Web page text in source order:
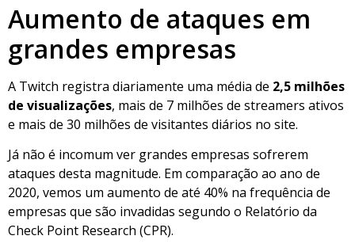
Aumento de ataques em
grandes empresas
A Twitch registra diariamente uma média de 2,5 milhões
de visualizações, mais de 7 milhões de streamers ativos
e mais de 30 milhões de visitantes diários no site.
Já não é incomum ver grandes empresas sofrerem
ataques desta magnitude. Em comparação ao ano de
2020, vemos um aumento de até 40% na frequência de
empresas que são invadidas segundo o Relatório da
Check Point Research (CPR).